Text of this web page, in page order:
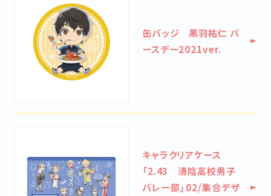
缶バッジ 黒羽祐仁 バ
ースデー2021ver.
キャラクリアケース
「2.43 清陰高校男子
バレー部」02/集合デザ